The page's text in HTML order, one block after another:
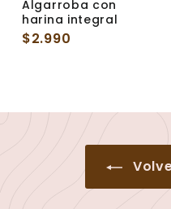
Algarroba con
harina integral
$2.990